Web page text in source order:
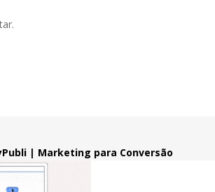
| Marketing para Conversão